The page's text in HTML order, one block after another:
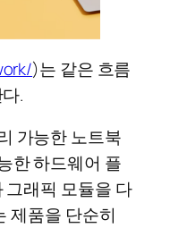
)는 같은 흐름
.
가능한 노트북
한 하드웨어 플
그래픽 모듈을 다
제품을 단순히